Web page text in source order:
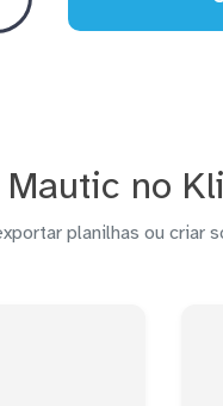
no
planilhas ou criar